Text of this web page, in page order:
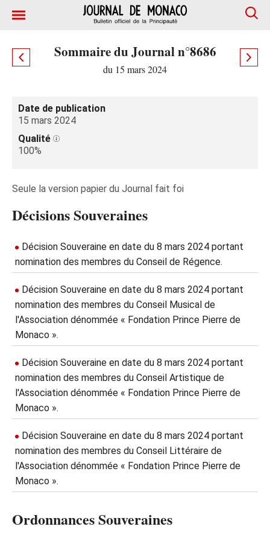
Sommaire du Journal n°8686
du 15 mars 2024
Date de publication
15 mars 2024
Qualité
100%
Seule la version papier du Journal fait foi
Décisions Souveraines
Décision Souveraine en date du 8 mars 2024 portant
nomination des membres du Conseil de Régence.
Décision Souveraine en date du 8 mars 2024 portant
nomination des membres du Conseil Musical de
l'Association dénommée « Fondation Prince Pierre de
Monaco ».
Décision Souveraine en date du 8 mars 2024 portant
nomination des membres du Conseil Artistique de
l'Association dénommée « Fondation Prince Pierre de
Monaco ».
Décision Souveraine en date du 8 mars 2024 portant
nomination des membres du Conseil Littéraire de
l'Association dénommée « Fondation Prince Pierre de
Monaco ».
Ordonnances Souveraines